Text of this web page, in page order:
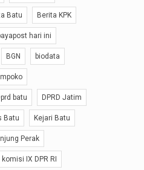
Batu Berita KPK
hari ini
BGN biodata
batu DPRD Jatim
Batu Kejari Batu
Perak
komisi IX DPR RI